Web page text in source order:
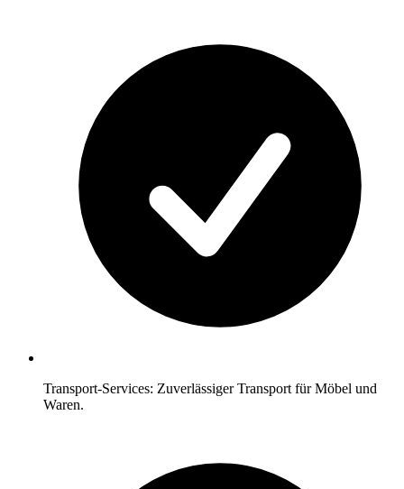
Transport-Services: Zuverlässiger Transport für Möbel und
Waren.